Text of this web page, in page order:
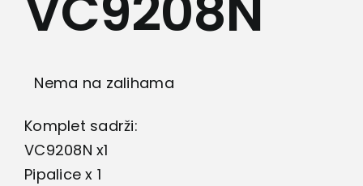
Nema na zalihama
Komplet sadrži:
VC9208N x1
Pipalice x 1